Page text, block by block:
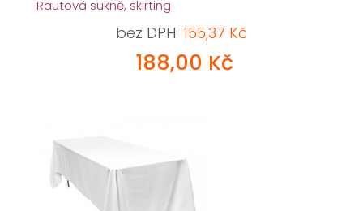
Rautová sukně, skirting
bez DPH: 155,37 Kč
188,00 Kč